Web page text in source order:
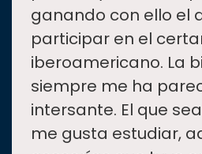
ganando con ello el
participar en el
iberoamericano. La
siempre me ha
intersante. El que
me gusta estudiar,